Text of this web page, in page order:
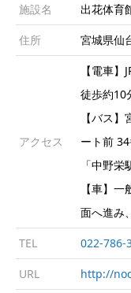
施設名 出花体育
住所 宮城県仙
アクセス
【電車
徒歩約10
【バス
ート前
「中野
【車】
面へ進み
TEL 022-786-
URL http://